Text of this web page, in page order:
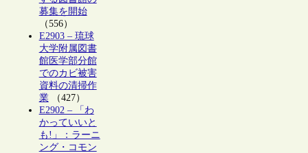
募集を開始
（556）
E2903 – 琉球
大学附属図書
館医学部分館
でのカビ被害
資料の清掃作
業（427）
E2902 – 「わ
かっていいと
も!」：ラーニ
ング・コモン